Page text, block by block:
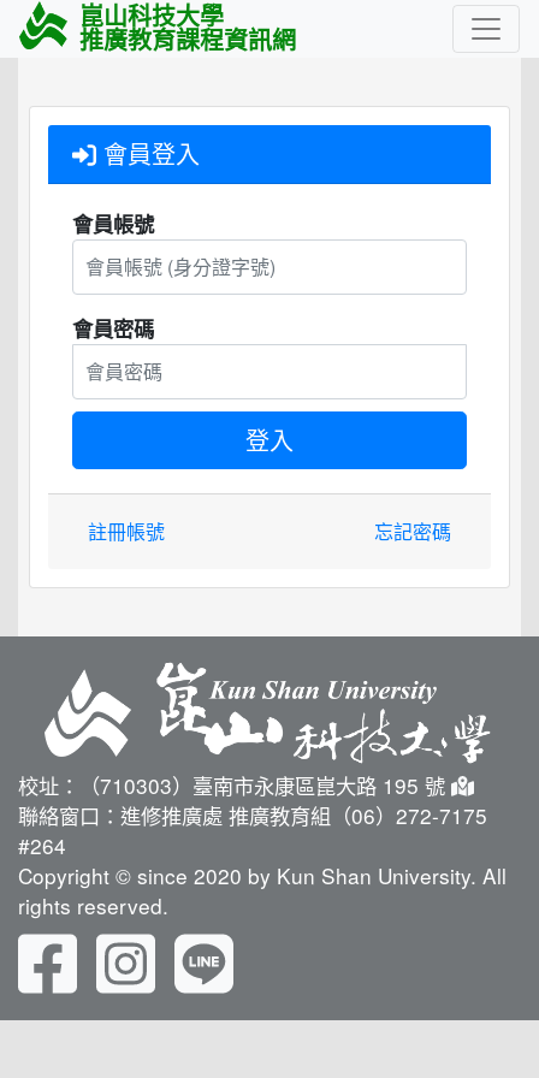
崑山科技大學
推廣教育課程資訊網
會員登入
會員帳號
會員密碼
註冊帳號 忘記密碼
校址：（710303）臺南市永康區崑大路 195 號
聯絡窗口：進修推廣處 推廣教育組（06）272-7175
#264
Copyright © since 2020 by Kun Shan University. All
rights reserved.